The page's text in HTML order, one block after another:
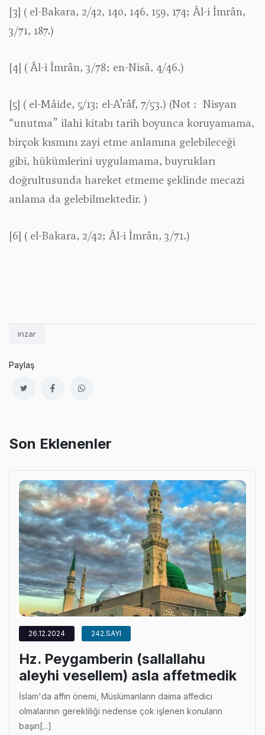
[3] ( el-Bakara, 2/42, 140, 146, 159, 174; Âl-i İmrân,
3/71, 187.)
[4] ( Âl-i İmrân, 3/78; en-Nisâ, 4/46.)
[5] ( el-Mâide, 5/13; el-A’râf, 7/53.) (Not : Nisyan
“unutma” ilahi kitabı tarih boyunca koruyamama,
birçok kısmını zayi etme anlamına gelebileceği
gibi, hükümlerini uygulamama, buyrukları
doğrultusunda hareket etmeme şeklinde mecazi
anlama da gelebilmektedir. )
[6] ( el-Bakara, 2/42; Âl-i İmrân, 3/71.)
inzar
Paylaş
Son Eklenenler
26.12.2024 242.SAYI
Hz. Peygamberin (sallallahu
aleyhi vesellem) asla affetmedik
İslam'da affın önemi, Müslümanların daima affedici
olmalarının gerekliliği nedense çok işlenen konuların
başın[...]